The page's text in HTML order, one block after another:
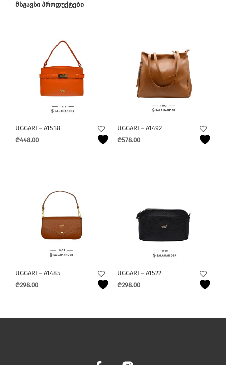
ᲛᲡᲒᲐᲕᲡᲘ ᲞᲠᲝᲓᲣᲥᲢᲔᲑᲘ
UGGARI – A1518
₾448.00
UGGARI – A1492
₾578.00
UGGARI – A1485
₾298.00
UGGARI – A1522
₾298.00